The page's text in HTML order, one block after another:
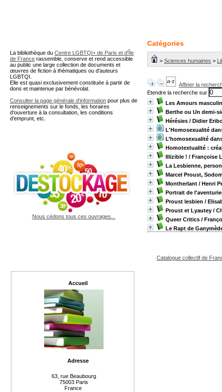
Catégories
> Sciences humaines >
Affiner la
Etendre la recherche sur
Les Amours
Berthe ou Un demi-
Hérésies / Didier
L'Homosexualité
L’homosexualité
Homotextualité :
Illizible ! / Françoise
La Lesbienne,
Marcel Proust,
Montherlant / Henri
Portrait de
Proust lesbien /
Proust et Lyautey /
Queer Critics /
Le Rapt de
Catalogue collectif de
La bibliothèque du Centre LGBTQI+ de Paris et d'Île
de France rassemble, conserve et rend accessible
au public une large collection de documents et
œuvres de fiction à thématiques ou d'auteurs
LGBTQI.
Elle est quasi exclusivement constituée à partir de
dons et maintenue par bénévolat.
Consulter la page générale d'information pour plus de
renseignements sur le fonds, les horaires
d'ouverture à la consultation, les conditions
d'emprunt, etc.
Nous cédons tous ces ouvrages...
Accueil
Adresse
63, rue Beaubourg
75003 Paris
France